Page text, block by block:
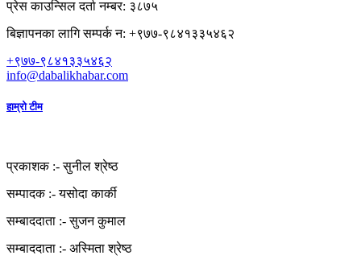
प्रेस काउन्सिल दर्ता नम्बर: ३८७५
बिज्ञापनका लागि सम्पर्क न: +९७७-९८४१३३५४६२
+९७७-९८४१३३५४६२
info@dabalikhabar.com
हाम्रो टीम
प्रकाशक :-सुनील श्रेष्ठ
सम्पादक :-यसोदा कार्की
सम्बाददाता :-सुजन कुमाल
सम्बाददाता :- अस्मिता श्रेष्ठ